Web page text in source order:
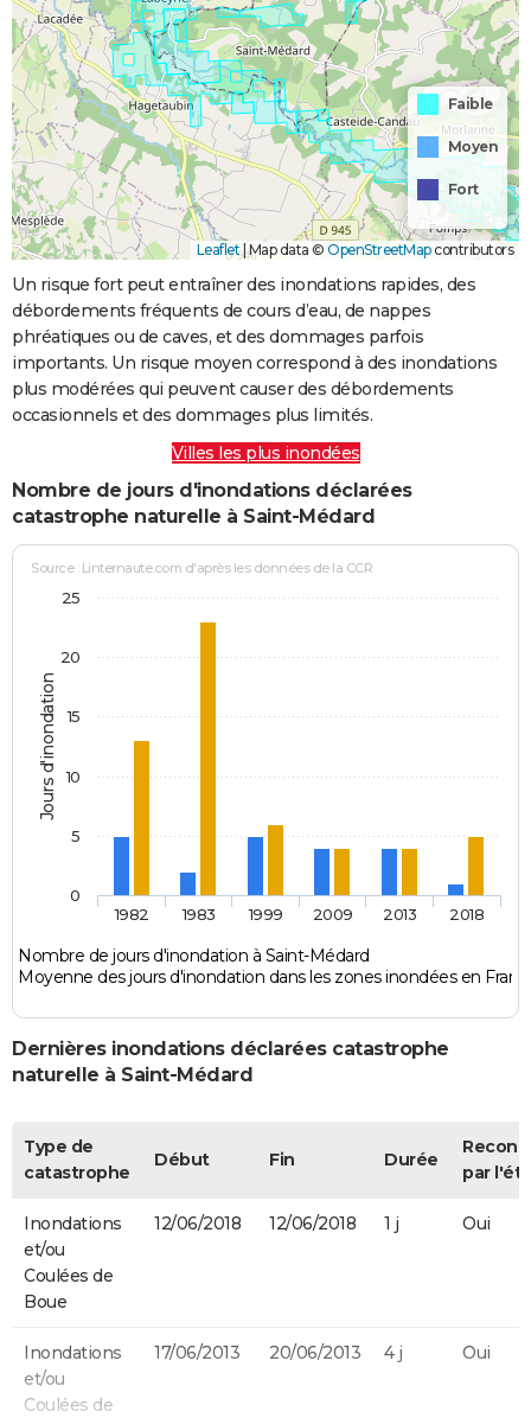
Faible
Moyen
Fort
Leaflet|Map data © OpenStreetMapcontributors
Un risque fort peut entraîner des inondations rapides, des
débordements fréquents de cours d’eau, de nappes
phréatiques ou de caves, et des dommages parfois
importants. Un risque moyen correspond à des inondations
plus modérées qui peuvent causer des débordements
occasionnels et des dommages plus limités.
Villes les plus inondées
Nombre de jours d'inondations déclarées
catastrophe naturelle à Saint-Médard
Jours d'inondation
Source : Linternaute.com d'après les données de la CCR
Nombre de jours d'inondation à Saint-Médard
Moyenne des jours d'inondation dans les zones inondées en
1982 1983 1999 2009 2013 2018
0
5
10
15
20
25
Dernières inondations déclarées catastrophe
naturelle à Saint-Médard
Type de
catastrophe
Début Fin Durée
par
Inondations
et/ou
Coulées de
Boue
12/06/2018 12/06/2018 1 j Oui
Inondations
et/ou
Coulées de
17/06/2013 20/06/2013 4 j Oui